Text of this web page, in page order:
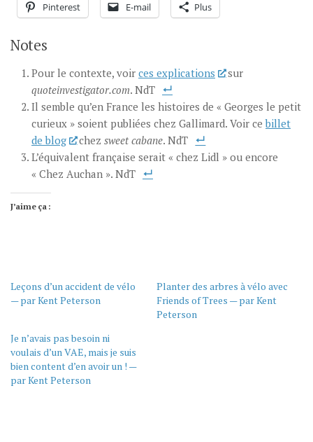
Pinterest E-mail Plus
Notes
Pour le contexte, voir ces explications
sur
quoteinvestigator.com. NdT
Il semble qu’en France les histoires de « Georges le petit
curieux » soient publiées chez Gallimard. Voir cebillet
de blog
chezsweet cabane. NdT
L’équivalent française serait « chez Lidl » ou encore
« Chez Auchan ». NdT
J’aime ça :
Leçons d’un accident de vélo
— par Kent Peterson
Planter des arbres à vélo avec
Friends of Trees — par Kent
Peterson
Je n’avais pas besoin ni
voulais d’un VAE, mais je suis
bien content d’en avoir un ! —
par Kent Peterson